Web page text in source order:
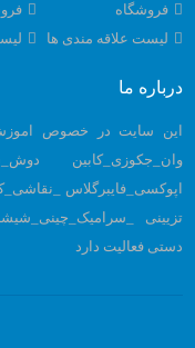
فروشگاه
لیست علاقه مندی ها
درباره ما
این سایت در خصوص
وان_جکوزی_کابین
اپوکسی_فایبرگلاس
تزیینی
دستی فعالیت دارد